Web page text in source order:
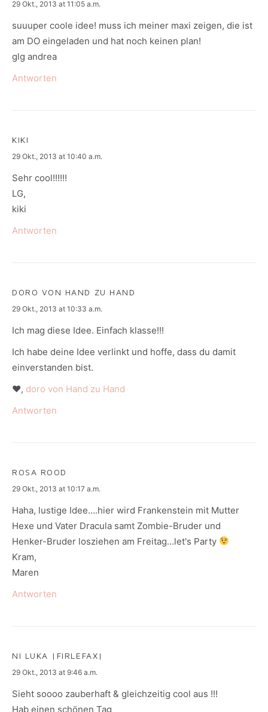
says:
29 Okt., 2013 at 11:05 a.m.
suuuper coole idee! muss ich meiner maxi zeigen, die ist
am DO eingeladen und hat noch keinen plan!
glg andrea
Antworten
KIKI
says:
29 Okt., 2013 at 10:40 a.m.
Sehr cool!!!!!!
LG,
kiki
Antworten
DORO VON HAND ZU HAND
says:
29 Okt., 2013 at 10:33 a.m.
Ich mag diese Idee. Einfach klasse!!!
Ich habe deine Idee verlinkt und hoffe, dass du damit
einverstanden bist.
♥, doro von Hand zu Hand
Antworten
ROSA ROOD
says:
29 Okt., 2013 at 10:17 a.m.
Haha, lustige Idee….hier wird Frankenstein mit Mutter
Hexe und Vater Dracula samt Zombie-Bruder und
Henker-Bruder losziehen am Freitag…let's Party
Kram,
Maren
Antworten
NI LUKA |FIRLEFAX|
says:
29 Okt., 2013 at 9:46 a.m.
Sieht soooo zauberhaft & gleichzeitig cool aus !!!
Hab einen schönen Tag